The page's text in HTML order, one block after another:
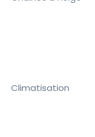
Climatisation